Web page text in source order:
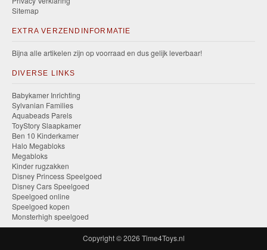
Sitemap
EXTRA VERZENDINFORMATIE
Bijna alle artikelen zijn op voorraad en dus gelijk leverbaar!
DIVERSE LINKS
Babykamer Inrichting
Sylvanian Families
Aquabeads Parels
ToyStory Slaapkamer
Ben 10 Kinderkamer
Halo Megabloks
Megabloks
Kinder rugzakken
Disney Princess Speelgoed
Disney Cars Speelgoed
Speelgoed online
Speelgoed kopen
Monsterhigh speelgoed
Copyright © 2026 Time4Toys.nl